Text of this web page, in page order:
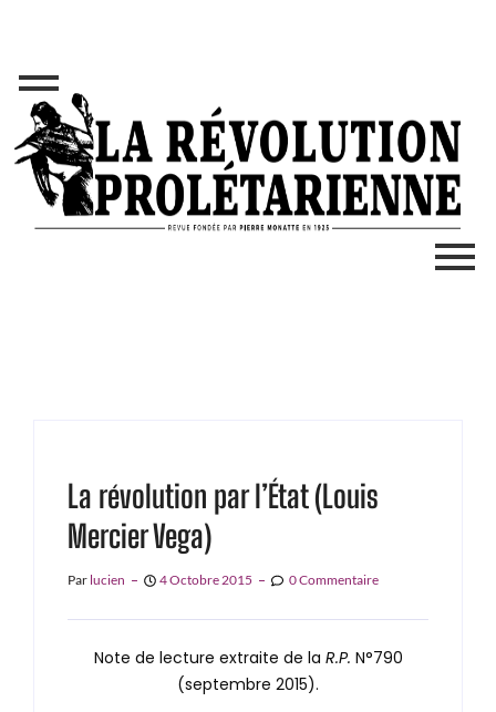
La révolution par l’État (Louis
Mercier Vega)
Par Lucien 4 Octobre 2015 0 Commentaire
Note de lecture extraite de la R.P. N°790
(septembre 2015).